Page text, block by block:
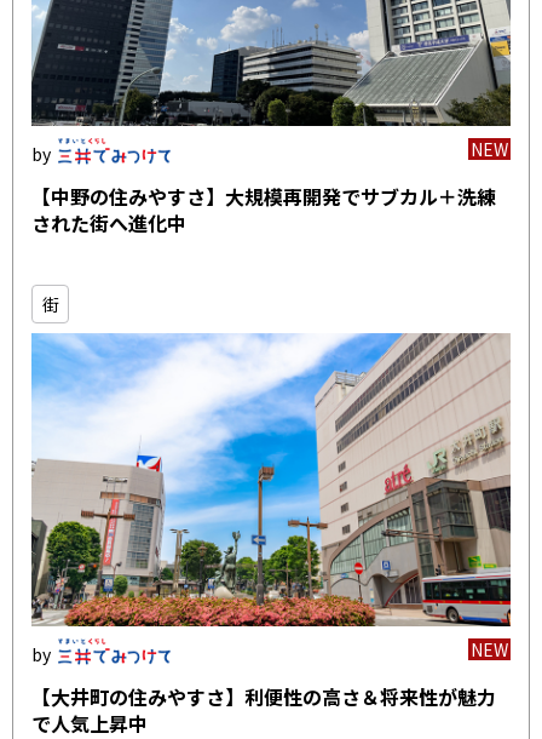
NEW
【中野の住みやすさ】大規模再開発でサブカル＋洗練
された街へ進化中
街
NEW
【大井町の住みやすさ】利便性の高さ＆将来性が魅力
で人気上昇中